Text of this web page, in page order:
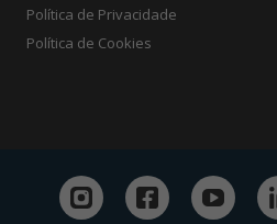
Política de Privacidade
Política de Cookies